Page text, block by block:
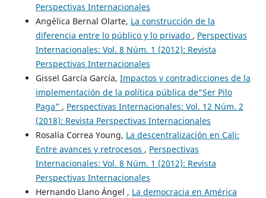
Perspectivas Internacionales
Angélica Bernal Olarte, La construcción de la
diferencia entre lo público y lo privado , Perspectivas
Internacionales: Vol. 8 Núm. 1 (2012): Revista
Perspectivas Internacionales
Gissel García García, Impactos y contradicciones de la
implementación de la política pública de“Ser Pilo
Paga” , Perspectivas Internacionales: Vol. 12 Núm. 2
(2018): Revista Perspectivas Internacionales
Rosalía Correa Young, La descentralización en Cali:
Entre avances y retrocesos , Perspectivas
Internacionales: Vol. 8 Núm. 1 (2012): Revista
Perspectivas Internacionales
Hernando Llano Ángel , La democracia en América